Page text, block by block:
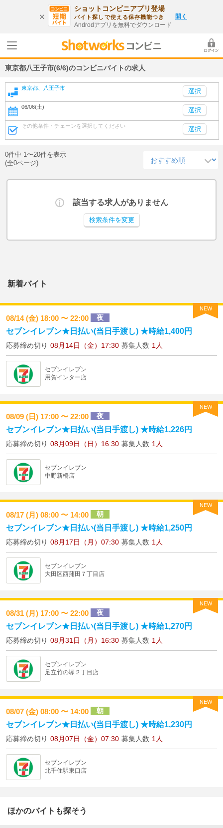
ショットコンビニアプリ登場
バイト探しで使える保存機能つき
Androdアプリを無料でダウンロード
開く
東京都八王子市(6/6)のコンビニバイトの求人
東京都、八王子市
06/06(土) 選択
その他条件・チェーンを選択してください 選択
0件中 1〜20件を表示
(全0ページ)
該当する求人がありません
検索条件を変更
新着バイト
NEW
08/14 (金) 18:00 〜 22:00 夜
セブンイレブン★日払い(当日手渡し) ★時給1,400円
応募締め切り 08月14日（金）17:30 募集人数 1人
セブンイレブン
用賀インター店
NEW
08/09 (日) 17:00 〜 22:00 夜
セブンイレブン★日払い(当日手渡し) ★時給1,226円
応募締め切り 08月09日（日）16:30 募集人数 1人
セブンイレブン
中野新橋店
NEW
08/17 (月) 08:00 〜 14:00 朝
セブンイレブン★日払い(当日手渡し) ★時給1,250円
応募締め切り 08月17日（月）07:30 募集人数 1人
セブンイレブン
大田区西蒲田７丁目店
NEW
08/31 (月) 17:00 〜 22:00 夜
セブンイレブン★日払い(当日手渡し) ★時給1,270円
応募締め切り 08月31日（月）16:30 募集人数 1人
セブンイレブン
足立竹の塚２丁目店
NEW
08/07 (金) 08:00 〜 14:00 朝
セブンイレブン★日払い(当日手渡し) ★時給1,230円
応募締め切り 08月07日（金）07:30 募集人数 1人
セブンイレブン
北千住駅東口店
ほかのバイトも探そう